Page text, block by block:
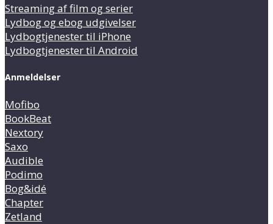
Streaming af film og serier
Lydbog og ebog udgivelser
Lydbogtjenester til iPhone
Lydbogtjenester til Android
Anmeldelser
Mofibo
BookBeat
Nextory
Saxo
Audible
Podimo
Bog&idé
Chapter
Zetland